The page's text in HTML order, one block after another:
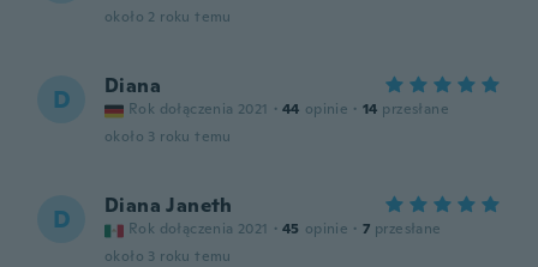
około 2 roku temu
D Diana
Rok dołączenia 2021 · 44 opinie · 14 przesłane
około 3 roku temu
D Diana Janeth
Rok dołączenia 2021 · 45 opinie · 7 przesłane
około 3 roku temu